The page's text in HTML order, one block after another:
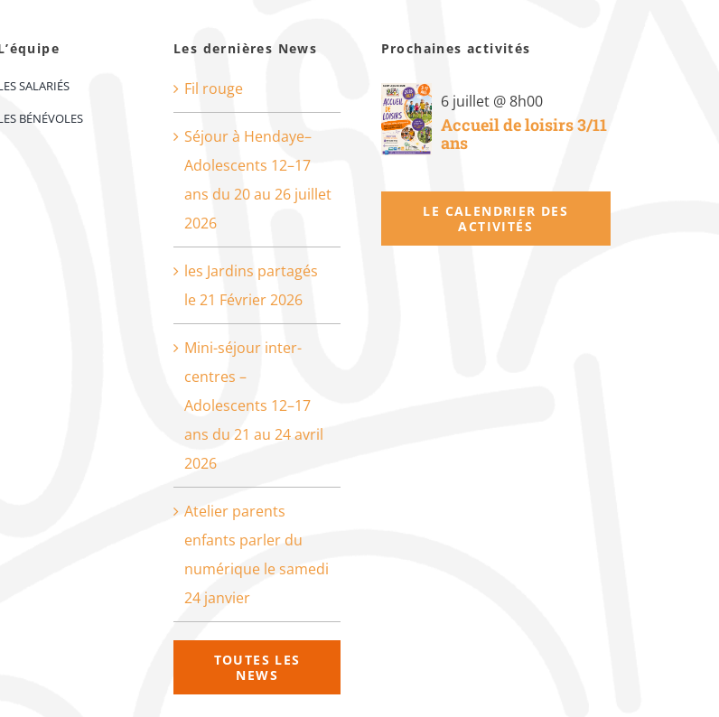
SALARIÉS
BÉNÉVOLES
Les dernières News
Fil rouge
Séjour à Hendaye–
Adolescents 12–17
ans du 20 au 26 juillet
2026
les Jardins partagés
le 21 Février 2026
Mini-séjour inter-
centres –
Adolescents 12–17
ans du 21 au 24 avril
2026
Atelier parents
enfants parler du
numérique le samedi
24 janvier
TOUTES LES
NEWS
Prochaines activités
6 juillet @ 8h00
Accueil de loisirs 3/11
ans
LE CALENDRIER DES
ACTIVITÉS